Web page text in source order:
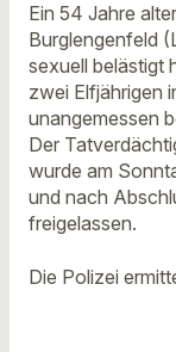
Ein 54 Jahre
Burglengenfeld
sexuell belästigt
zwei Elfjährigen
unangemessen
Der
wurde am
und nach
freigelassen.
Die Polizei